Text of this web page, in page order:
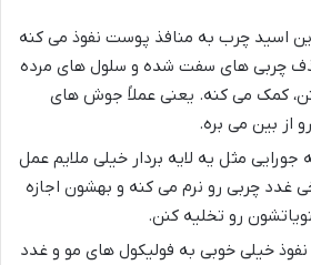
اسید چرب به منافذ پوست نفوذ می کنه
چربی های سفت شده و سلول های مرده
کمک می کنه. یعنی عملاً جوش های
از بین می بره.
جورایی مثل یه لایه بردار خیلی ملایم عمل
غدد چربی رو نرم می کنه و بهشون اجازه
رو تخلیه کنن.
خیلی خوبی به فولیکول های مو و غدد